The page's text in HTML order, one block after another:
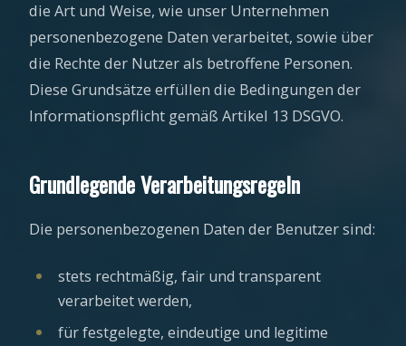
die Art und Weise, wie unser Unternehmen
personenbezogene Daten verarbeitet, sowie über
die Rechte der Nutzer als betroffene Personen.
Diese Grundsätze erfüllen die Bedingungen der
Informationspflicht gemäß Artikel 13 DSGVO.
Grundlegende Verarbeitungsregeln
Die personenbezogenen Daten der Benutzer sind:
stets rechtmäßig, fair und transparent
verarbeitet werden,
für festgelegte, eindeutige und legitime